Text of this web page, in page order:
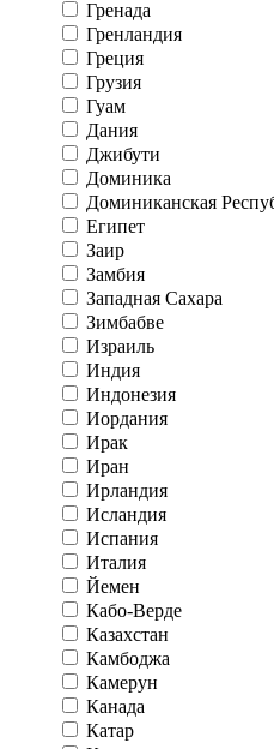
Гренада
Гренландия
Греция
Грузия
Гуам
Дания
Джибути
Доминика
Доминиканская
Египет
Заир
Замбия
Западная Сахара
Зимбабве
Израиль
Индия
Индонезия
Иордания
Ирак
Иран
Ирландия
Исландия
Испания
Италия
Йемен
Кабо-Верде
Казахстан
Камбоджа
Камерун
Канада
Катар